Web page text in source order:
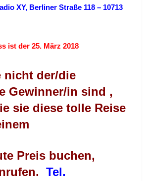
XY, Berliner Straße 118 – 10713
ist der 25. März 2018
nicht der/die
Gewinner/in sind ,
sie diese tolle Reise
Preis buchen,
Tel.